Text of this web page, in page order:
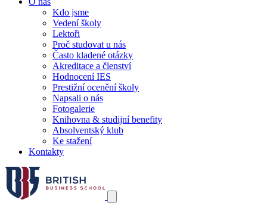
Kdo jsme
Vedení školy
Lektoři
Proč studovat u nás
Často kladené otázky
Akreditace a členství
Hodnocení IES
Prestižní ocenění školy
Napsali o nás
Fotogalerie
Knihovna & studijní benefity
Absolventský klub
Ke stažení
Kontakty